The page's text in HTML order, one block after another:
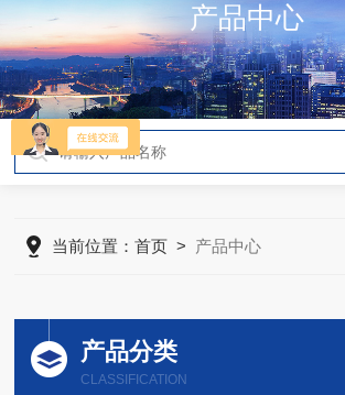
产品中心
当前位置：首页 > 产品中心
产品分类
CLASSIFICATION